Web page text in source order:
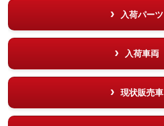
入荷パーツ
入荷車両
現状販売車